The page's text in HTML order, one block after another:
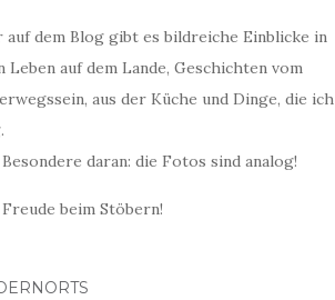
auf dem Blog gibt es bildreiche Einblicke in
Leben auf dem Lande, Geschichten vom
aus der Küche und Dinge, die ich
Besondere daran: die Fotos sind analog!
beim Stöbern!